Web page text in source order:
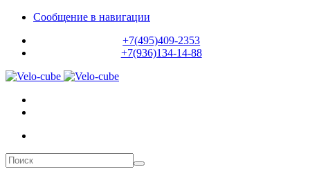
Сообщение в навигации
+7(495)409-2353
+7(936)134-14-88